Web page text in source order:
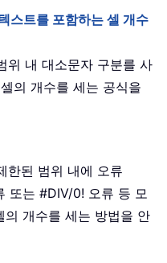
스트를 포함하는 셀 개수
위 내 대소문자 구분를 사
의 개수를 세는 공식을
한된 범위 내에 오류
또는 #DIV/0! 오류 등 모
개수를 세는 방법을 안